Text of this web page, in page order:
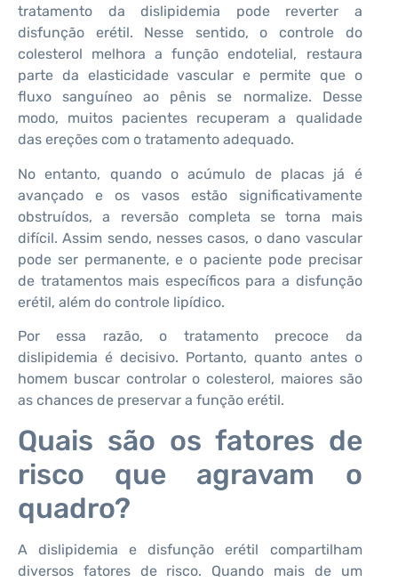
tratamento da dislipidemia pode reverter a
disfunção erétil. Nesse sentido, o controle do
colesterol melhora a função endotelial, restaura
parte da elasticidade vascular e permite que o
fluxo sanguíneo ao pênis se normalize. Desse
modo, muitos pacientes recuperam a qualidade
das ereções com o tratamento adequado.
No entanto, quando o acúmulo de placas já é
avançado e os vasos estão significativamente
obstruídos, a reversão completa se torna mais
difícil. Assim sendo, nesses casos, o dano vascular
pode ser permanente, e o paciente pode precisar
de tratamentos mais específicos para a disfunção
erétil, além do controle lipídico.
Por essa razão, o tratamento precoce da
dislipidemia é decisivo. Portanto, quanto antes o
homem buscar controlar o colesterol, maiores são
as chances de preservar a função erétil.
Quais são os fatores de
risco que agravam o
quadro?
A dislipidemia e disfunção erétil compartilham
diversos fatores de risco. Quando mais de um